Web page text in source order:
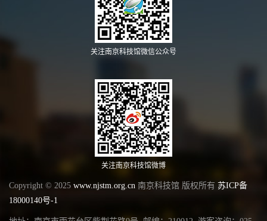
关注南京科技馆微信公众号
关注南京科技馆微博
Copyright © 2025 www.njstm.org.cn 南京科技馆 版权所有 苏ICP备
18000140号-1